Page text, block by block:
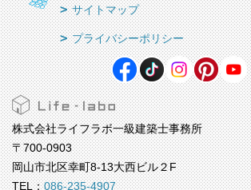
サイトマップ
プライバシーポリシー
株式会社ライフラボ一級建築士事務所
〒700-0903
岡山市北区幸町8-13大西ビル２F
TEL：086-235-4907